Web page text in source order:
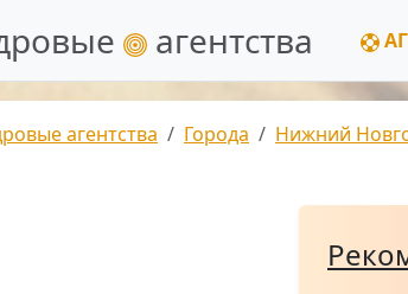
агентства
агентства Города Нижний